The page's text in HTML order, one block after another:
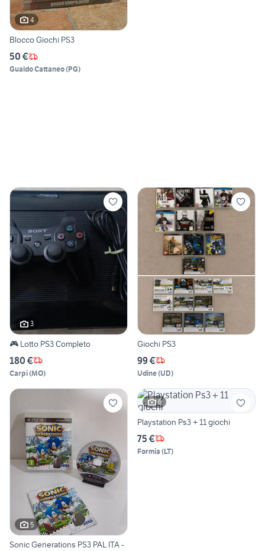
4
Blocco Giochi PS3
50 €
Gualdo Cattaneo(PG)
3
🎮 Lotto PS3 Completo
180 €
Carpi(MO)
Giochi PS3
99 €
Udine(UD)
5
Sonic Generations PS3 PAL ITA -
6
Playstation Ps3 + 11 giochi
75 €
Formia (LT)